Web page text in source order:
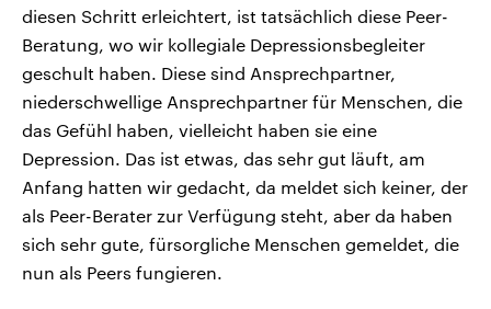
diesen Schritt erleichtert, ist tatsächlich diese Peer-
Beratung, wo wir kollegiale Depressionsbegleiter
geschult haben. Diese sind Ansprechpartner,
niederschwellige Ansprechpartner für Menschen, die
das Gefühl haben, vielleicht haben sie eine
Depression. Das ist etwas, das sehr gut läuft, am
Anfang hatten wir gedacht, da meldet sich keiner, der
als Peer-Berater zur Verfügung steht, aber da haben
sich sehr gute, fürsorgliche Menschen gemeldet, die
nun als Peers fungieren.